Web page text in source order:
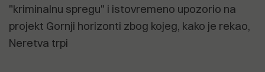
"kriminalnu spregu" i istovremeno upozorio na
projekt Gornji horizonti zbog kojeg, kako je rekao,
Neretva trpi